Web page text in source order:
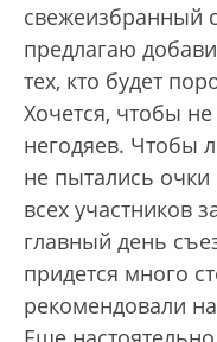
свежеизбранный
предлагаю
тех, кто будет
Хочется, чтобы
негодяев. Чтобы
не пытались очки
всех участников
главный день
придется много
рекомендовали